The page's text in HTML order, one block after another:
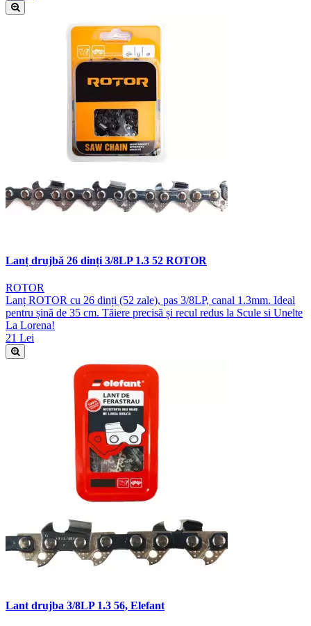
Lanț drujbă 26 dinți 3/8LP 1.3 52 ROTOR
ROTOR
Lanț ROTOR cu 26 dinți (52 zale), pas 3/8LP, canal 1.3mm. Ideal
pentru șină de 35 cm. Tăiere precisă și recul redus la Scule si Unelte
La Lorena!
21 Lei
Lant drujba 3/8LP 1.3 56, Elefant